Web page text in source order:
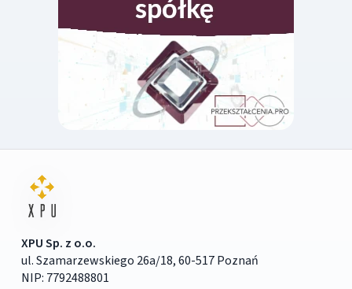
XPU Sp. z o.o.
ul. Szamarzewskiego 26a/18, 60-517 Poznań
NIP: 7792488801